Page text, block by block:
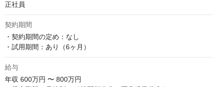
正社員
契約期間
・契約期間の定め：なし
・試用期間：あり（6ヶ月）
給与
年収 600万円 〜 800万円